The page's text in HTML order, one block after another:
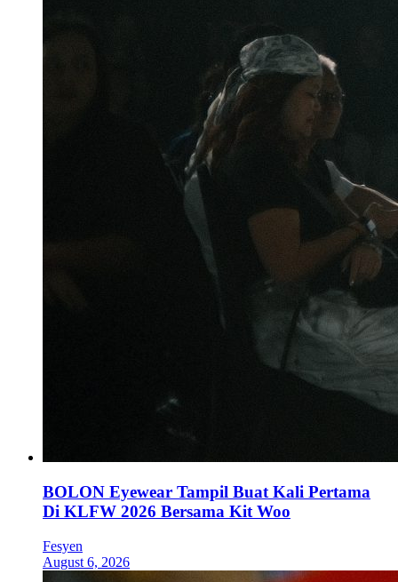
BOLON Eyewear Tampil Buat Kali Pertama
Di KLFW 2026 Bersama Kit Woo
Fesyen
August 6, 2026